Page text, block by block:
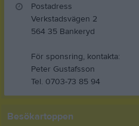
Postadress
Verkstadsvägen 2
564 35 Bankeryd
För sponsring, kontakta:
Peter Gustafsson
Tel. 0703-73 85 94
Besökartoppen